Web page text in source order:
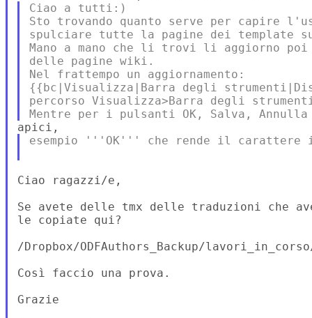
Ciao a tutti:)
Sto trovando quanto serve per capire
spulciare tutte la pagine dei template
Mano a mano che li trovi li aggiorno poi
delle pagine wiki.
Nel frattempo un aggiornamento:
{{bc|Visualizza|Barra degli
percorso Visualizza>Barra degli
esempio '''OK''' che rende il carattere
Ciao ragazzi/e,
Se avete delle tmx delle traduzioni che
le copiate qui?
/Dropbox/ODFAuthors_Backup/
Così faccio una prova.
Grazie